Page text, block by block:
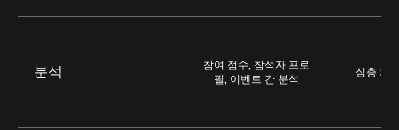
분석
참여 점수, 참석자 프로
필, 이벤트 간 분석
심층 의